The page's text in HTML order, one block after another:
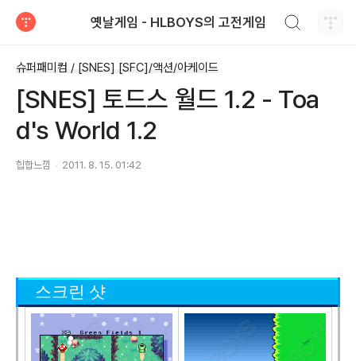
옛날게임 - HLBOYS의 고전게임
슈퍼패미컴 / [SNES] [SFC]/액션/아케이드
[SNES] 토드스 월드 1.2 - Toa
d's World 1.2
힙합느낌 2011. 8. 15. 01:42
스크린 샷